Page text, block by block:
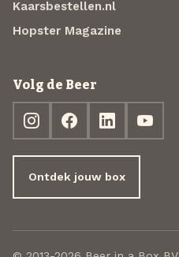
Kaarsbestellen.nl
Hopster Magazine
Volg de Beer
Ontdek jouw box